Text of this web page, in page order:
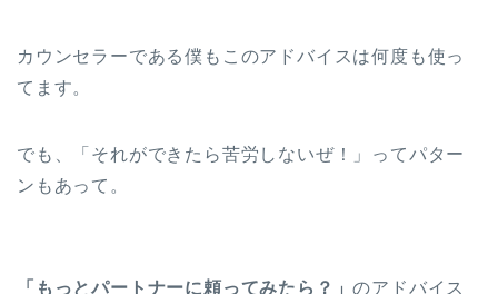
カウンセラーである僕もこのアドバイスは何度も使っ
てます。
でも、「それができたら苦労しないぜ！」ってパター
ンもあって。
「もっとパートナーに頼ってみたら？」のアドバイス